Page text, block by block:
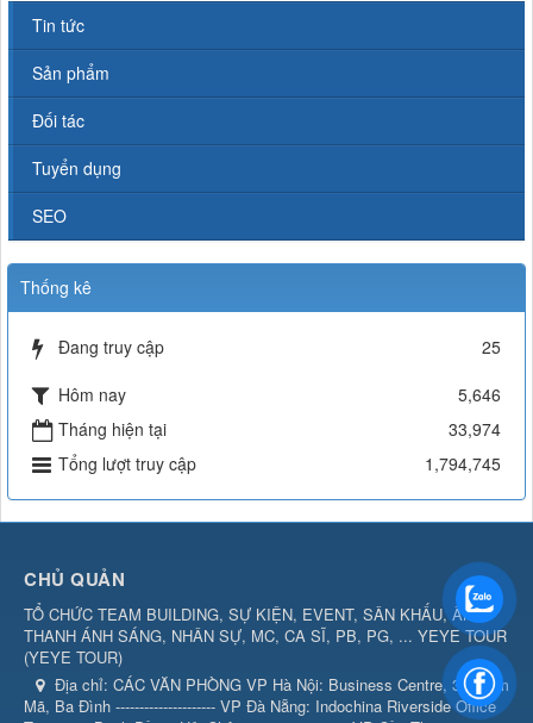
Tin tức
Sản phẩm
Đối tác
Tuyển dụng
SEO
Thống kê
Đang truy cập
25
Hôm nay
5,646
Tháng hiện tại
33,974
Tổng lượt truy cập
1,794,745
CHỦ QUẢN
TỔ CHỨC TEAM BUILDING, SỰ KIỆN, EVENT, SÂN KHẤU, ÂM
THANH ÁNH SÁNG, NHÂN SỰ, MC, CA SĨ, PB, PG, ... YEYE TOUR
(YEYE TOUR)
Địa chỉ: CÁC VĂN PHÒNG VP Hà Nội: Business Centre, 360 Kim
Mã, Ba Đình --------------------- VP Đà Nẵng: Indochina Riverside Office